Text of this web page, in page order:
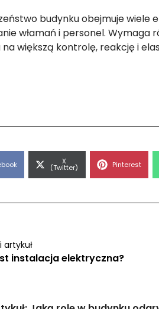
budynku obejmuje
włamań i personel.
większą kontrolę, reakcję i
Share
on
X
(Twitter) Share
Pinterest
artykuł
instalacja elektryczna?